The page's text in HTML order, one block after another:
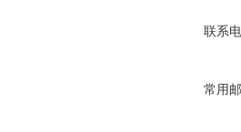
联系
常用